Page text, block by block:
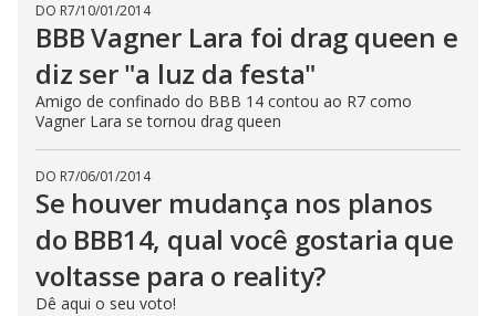
DO R7/10/01/2014
BBB Vagner Lara foi drag queen e
diz ser "a luz da festa"
Amigo de confinado do BBB 14 contou ao R7 como
Vagner Lara se tornou drag queen
DO R7/06/01/2014
Se houver mudança nos planos
do BBB14, qual você gostaria que
voltasse para o reality?
Dê aqui o seu voto!